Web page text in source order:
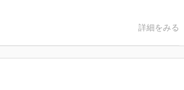
詳細をみる